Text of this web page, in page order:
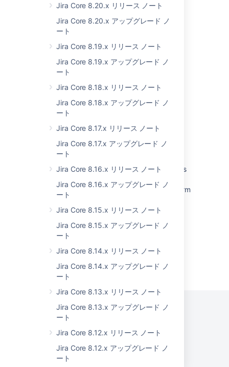
Jira Core 8.20.x リリース ノート
Jira Core 8.20.x アップグレード ノ
ート
Jira Core 8.19.x リリース ノート
Jira Core 8.19.x アップグレード ノ
ート
Jira Core 8.18.x リリース ノート
Jira Core 8.18.x アップグレード ノ
ート
Jira Core 8.17.x リリース ノート
Jira Core 8.17.x アップグレード ノ
ート
Jira Core 8.16.x リリース ノート
Jira Core 8.16.x アップグレード ノ
ート
Jira Core 8.15.x リリース ノート
Jira Core 8.15.x アップグレード ノ
ート
Jira Core 8.14.x リリース ノート
Jira Core 8.14.x アップグレード ノ
ート
Jira Core 8.13.x リリース ノート
Jira Core 8.13.x アップグレード ノ
ート
Jira Core 8.12.x リリース ノート
Jira Core 8.12.x アップグレード ノ
ート
Java 8 JVM
Jira Core mobile app
Jira - Issues screen - Incorrect Dutch
keywords
JDK 1.8 Not Supported in JIRA 6.2
Default languages and tools for Jira Coding
Jira Start-up fails with JVM initialisation errors
after upgrade from lower versions to Jira
v9.11.X and above when using Java 8 platform
Support Java 17 in Jira Docker images
Powered byConfluence and Scroll Viewport
プライバシー ポリシー 利用規約 セキュリティ
アトラシアン